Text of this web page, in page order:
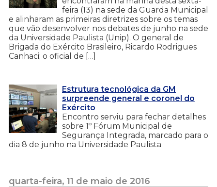
feira (13) na sede da Guarda Municipal
e alinharam as primeiras diretrizes sobre os temas
que vão desenvolver nos debates de junho na sede
da Universidade Paulista (Unip). O general de
Brigada do Exército Brasileiro, Ricardo Rodrigues
Canhaci; o oficial de […]
Estrutura tecnológica da GM
surpreende general e coronel do
Exército
Encontro serviu para fechar detalhes
sobre 1º Fórum Municipal de
Segurança Integrada, marcado para o
dia 8 de junho na Universidade Paulista
quarta-feira, 11 de maio de 2016